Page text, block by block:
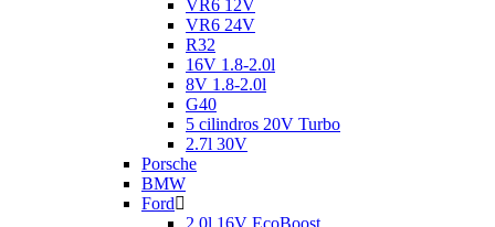
VR6 12V
VR6 24V
R32
16V 1.8-2.0l
8V 1.8-2.0l
G40
5 cilindros 20V Turbo
2.7l 30V
Porsche
BMW
Ford
2.0l 16V EcoBoost